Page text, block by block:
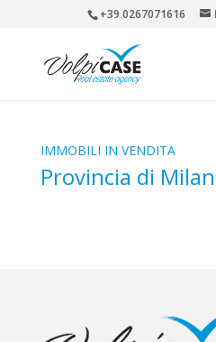
+39 0267071616
IMMOBILI IN VENDITA
Provincia di